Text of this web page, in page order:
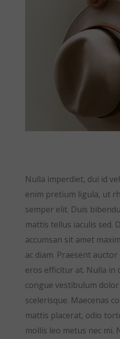
Nulla imperdiet, dui id
enim pretium ligula, ut
semper elit. Duis
mattis tellus iaculis sed.
accumsan sit amet
ac diam. Praesent
eros efficitur at. Nulla in
congue vestibulum
scelerisque. Maecenas
mattis placerat, odio
mollis leo metus nec mi.